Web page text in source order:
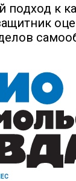
подход к